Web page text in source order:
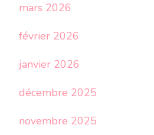
mars 2026
février 2026
janvier 2026
décembre 2025
novembre 2025